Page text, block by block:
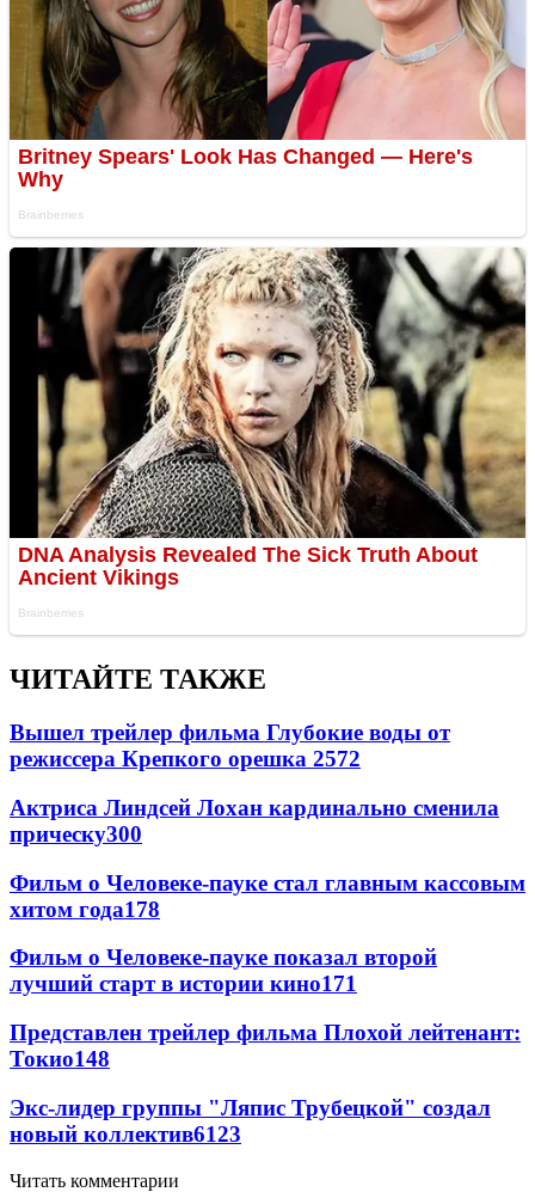
ЧИТАЙТЕ ТАКЖЕ
Вышел трейлер фильма Глубокие воды от
режиссера Крепкого орешка 2572
Актриса Линдсей Лохан кардинально сменила
прическу300
Фильм о Человеке-пауке стал главным кассовым
хитом года178
Фильм о Человеке-пауке показал второй
лучший старт в истории кино171
Представлен трейлер фильма Плохой лейтенант:
Токио148
Экс-лидер группы "Ляпис Трубецкой" создал
новый коллектив6123
Читать комментарии